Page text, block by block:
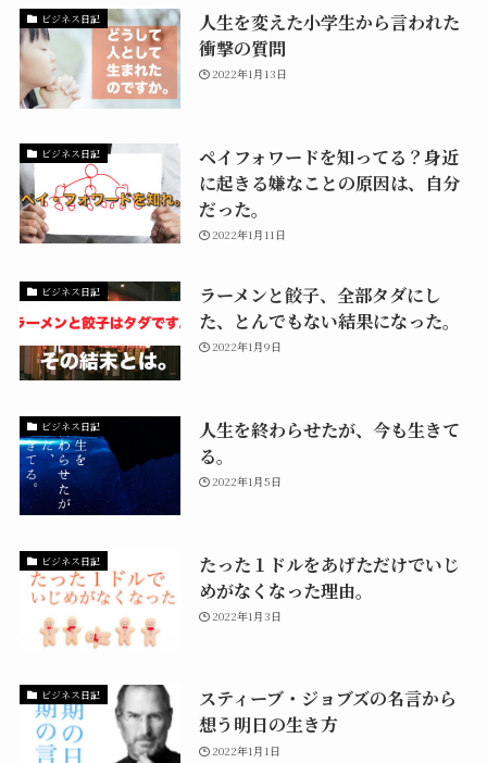
ビジネス日記
人生を変えた小学生から言われた
衝撃の質問
2022年1月13日
ビジネス日記
ペイフォワードを知ってる？身近
に起きる嫌なことの原因は、自分
だった。
2022年1月11日
ビジネス日記
ラーメンと餃子、全部タダにし
た、とんでもない結果になった。
2022年1月9日
ビジネス日記
人生を終わらせたが、今も生きて
る。
2022年1月5日
ビジネス日記
たった１ドルをあげただけでいじ
めがなくなった理由。
2022年1月3日
ビジネス日記
スティーブ・ジョブズの名言から
想う明日の生き方
2022年1月1日